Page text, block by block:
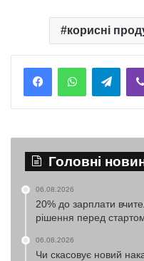
корисні
Головні
06.08.2026
20% до зарплати
рішення перед
06.08.2026
Чи скасовує новий